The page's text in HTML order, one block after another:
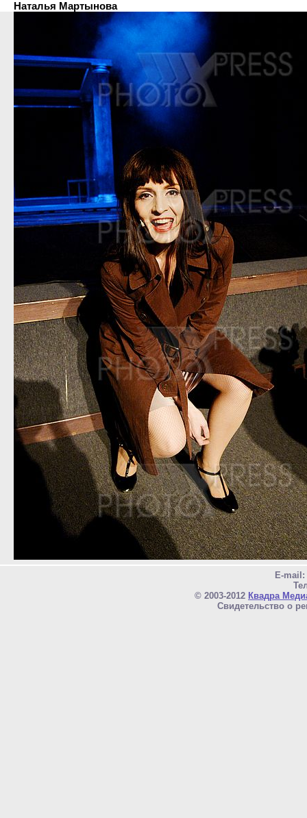
Наталья Мартынова
E-mail:
© 2003-2012 Квадра
Свидетельство о